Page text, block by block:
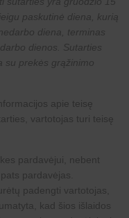
paskutinė diena, kurią
diena, terminas
dienos. Sutarties
su prekės grąžinimo
apie teisę
vartotojas turi teisę
pardavėjui, nebent
pardavėjas.
padengti vartotojas,
kad šios išlaidos